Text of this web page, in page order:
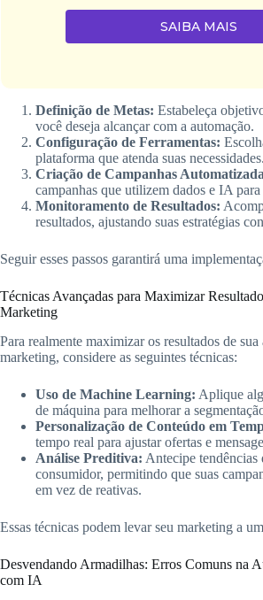
SAIBA MAIS
Definição de Metas: Estabeleça
você deseja alcançar com a automação.
Configuração de Ferramentas:
plataforma que atenda suas necessidades.
Criação de Campanhas
campanhas que utilizem dados e IA
Monitoramento de Resultados:
resultados, ajustando suas estratégias
Seguir esses passos garantirá uma
Técnicas Avançadas para Maximizar
Marketing
Para realmente maximizar os resultados de sua
marketing, considere as seguintes técnicas:
Uso de Machine Learning: Aplique
de máquina para melhorar a
Personalização de Conteúdo em
tempo real para ajustar ofertas e
Análise Preditiva: Antecipe
consumidor, permitindo que suas
em vez de reativas.
Essas técnicas podem levar seu marketing a
Desvendando Armadilhas: Erros Comuns na
com IA